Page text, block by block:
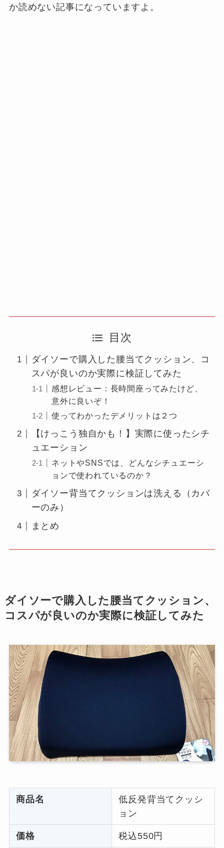
か読めない記事になっていますよ。
目次
ダイソーで購入した腰当てクッション、コ
スパが良いのか実際に検証してみた
感想レビュー：長時間座ってみたけど、
意外に良いぞ！
使ってわかったデメリットは２つ
【けっこう独自かも！】実際に使ったシチ
ュエーション
ネットやSNSでは、どんなシチュエーシ
ョンで使われているのか？
ダイソー背当てクッションは洗える（カバ
ーのみ）
まとめ
ダイソーで購入した腰当てクッション、
コスパが良いのか実際に検証してみた
商品名
低反発背当てクッシ
ョン
価格 税込550円